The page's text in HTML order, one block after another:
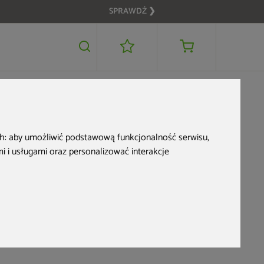
aby umożliwić podstawową funkcjonalność serwisu,
i usługami oraz personalizować interakcje
SPRAWDŹ ❯